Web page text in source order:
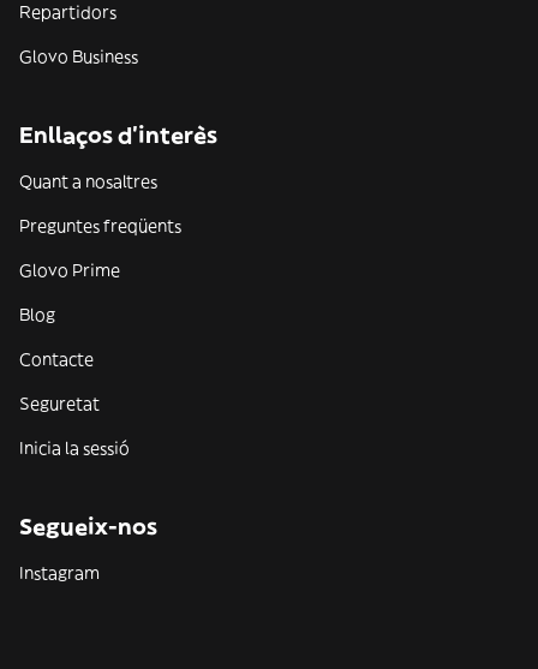
Repartidors
Glovo Business
Enllaços d'interès
Quant a nosaltres
Preguntes freqüents
Glovo Prime
Blog
Contacte
Seguretat
Inicia la sessió
Segueix-nos
Instagram